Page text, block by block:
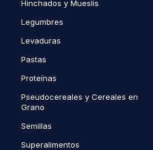
Hinchados y Mueslis
Legumbres
Levaduras
Pastas
Proteínas
Pseudocereales y Cereales en
Grano
Semillas
Superalimentos